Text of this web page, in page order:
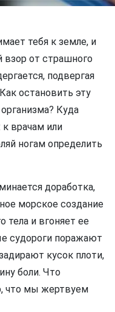
тебя к земле, и
от страшного
подвергая
остановить эту
Куда
к врачам или
ногам определить
доработка,
морское создание
тела и вгоняет ее
судороги поражают
кусок плоти,
боли. Что
что мы жертвуем